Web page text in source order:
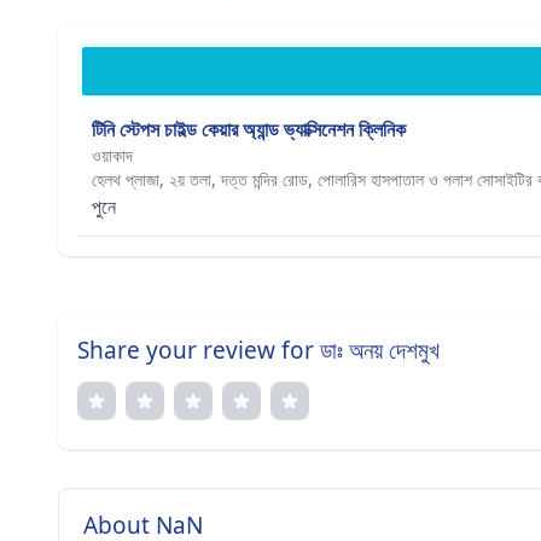
টিনি স্টেপস চাইল্ড কেয়ার অ্যান্ড ভ্যাক্সিনেশন ক্লিনিক
ওয়াকাদ
হেলথ প্লাজা, ২য় তলা, দত্ত মন্দির রোড, পোলারিস হাসপাতাল ও পলাশ সোসাইটির
পুনে
Share your review for ডাঃ অনয় দেশমুখ
About NaN